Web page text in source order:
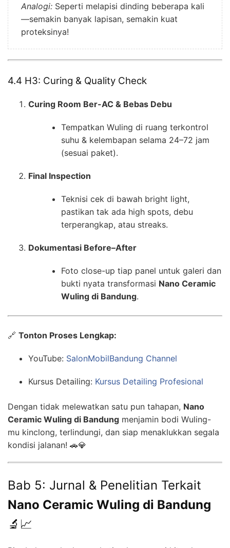
Analogi: Seperti melapisi dinding beberapa kali
—semakin banyak lapisan, semakin kuat
proteksinya!
4.4 H3: Curing & Quality Check
Curing Room Ber-AC & Bebas Debu
Tempatkan Wuling di ruang terkontrol
suhu & kelembapan selama 24–72 jam
(sesuai paket).
Final Inspection
Teknisi cek di bawah bright light,
pastikan tak ada high spots, debu
terperangkap, atau streaks.
Dokumentasi Before–After
Foto close-up tiap panel untuk galeri dan
bukti nyata transformasi Nano Ceramic
Wuling di Bandung.
🔗 Tonton Proses Lengkap:
YouTube: SalonMobilBandung Channel
Kursus Detailing: Kursus Detailing Profesional
Dengan tidak melewatkan satu pun tahapan, Nano
Ceramic Wuling di Bandung menjamin bodi Wuling-
mu kinclong, terlindungi, dan siap menaklukkan segala
kondisi jalanan! 🚗💎
Bab 5: Jurnal & Penelitian Terkait
Nano Ceramic Wuling di Bandung
🔬📈